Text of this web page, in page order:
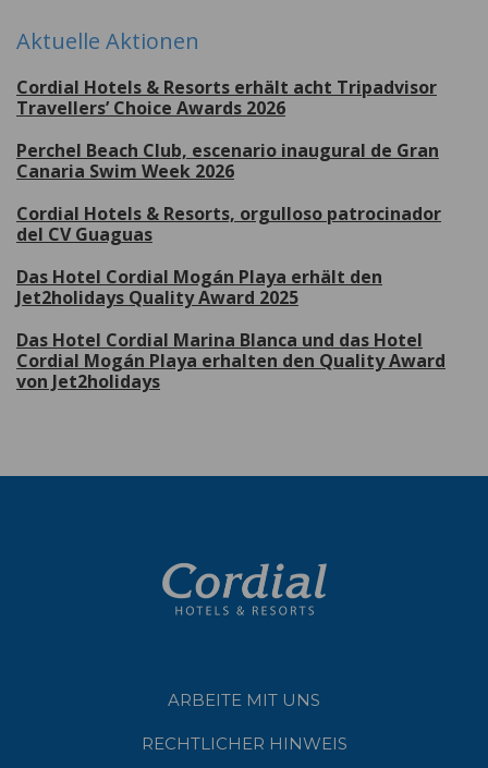
Aktuelle Aktionen
Cordial Hotels & Resorts erhält acht Tripadvisor
Travellers’ Choice Awards 2026
Perchel Beach Club, escenario inaugural de Gran
Canaria Swim Week 2026
Cordial Hotels & Resorts, orgulloso patrocinador
del CV Guaguas
Das Hotel Cordial Mogán Playa erhält den
Jet2holidays Quality Award 2025
Das Hotel Cordial Marina Blanca und das Hotel
Cordial Mogán Playa erhalten den Quality Award
von Jet2holidays
ARBEITE MIT UNS
RECHTLICHER HINWEIS